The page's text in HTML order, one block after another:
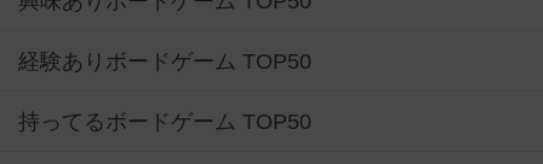
経験ありボードゲーム TOP50
持ってるボードゲーム TOP50